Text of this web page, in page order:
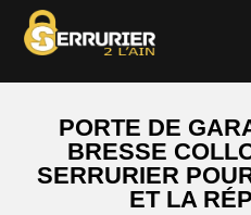
PORTE DE
BRESSE
SERRURIER
ET LA